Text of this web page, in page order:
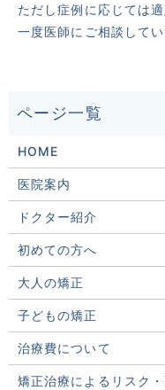
ただし症例に応じては
一度医師にご相談して
HOME
医院案内
ドクター紹介
初めての方へ
大人の矯正
子どもの矯正
治療費について
矯正治療によるリスク